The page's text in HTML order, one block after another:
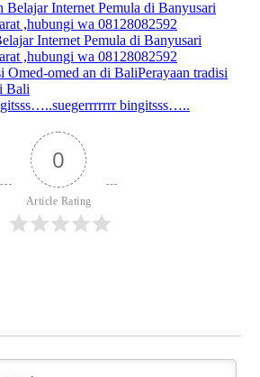
Internet Pemula di Banyusari
,hubungi wa 08128082592
Perayaan tradisi
Bali
suegerrrrrrr bingitsss…..
0
Article Rating